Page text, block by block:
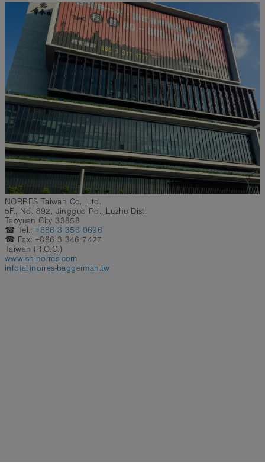
NORRES Taiwan Co., Ltd.
5F., No. 892, Jingguo Rd., Luzhu Dist.
Taoyuan City 33858
☎ Tel.:+886 3 356 0696
☎ Fax: +886 3 346 7427
Taiwan (R.O.C.)
www.sh-norres.com
info(at)norres-baggerman.tw